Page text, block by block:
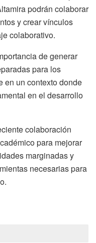
podrán colaborar
y crear vínculos
colaborativo.
de generar
para los
en un contexto donde
en el desarrollo
colaboración
para mejorar
marginadas y
necesarias para